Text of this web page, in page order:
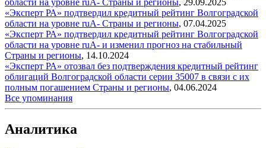
«Эксперт РА» подтвердил кредитный рейтинг Волгоградской
области на уровне ruА- Страны и регионы, 07.04.2025
«Эксперт РА» подтвердил кредитный рейтинг Волгоградской
области на уровне ruА- и изменил прогноз на стабильный
Страны и регионы, 14.10.2024
«Эксперт РА» отозвал без подтверждения кредитный рейтинг
облигаций Волгоградской области серии 35007 в связи с их
полным погашением Страны и регионы, 04.06.2024
Все упоминания
Аналитика